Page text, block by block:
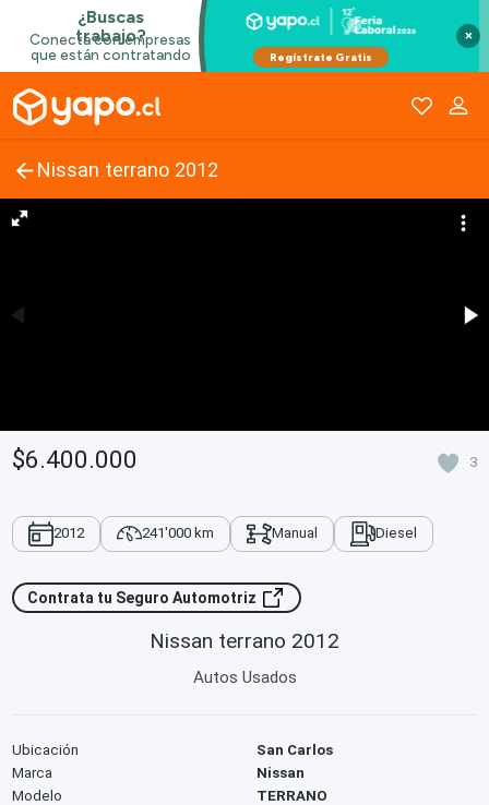
×
Nissan terrano 2012
$6.400.000 3
2012 241'000 km Manual Diesel
Contrata tu Seguro Automotriz
Nissan terrano 2012
Autos Usados
Ubicación
San Carlos
Marca
Nissan
Modelo
TERRANO